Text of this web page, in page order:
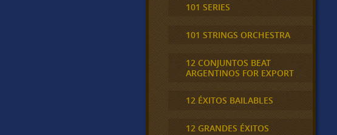
101 SERIES
101 STRINGS ORCHESTRA
12 CONJUNTOS BEAT
ARGENTINOS FOR EXPORT
12 ÉXITOS BAILABLES
12 GRANDES ÉXITOS